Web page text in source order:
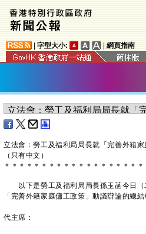
字型大小: 網頁指南
立法會：勞工及福利局局長就「完善外籍
（只有中文）
＊ ＊ ＊ ＊ ＊ ＊ ＊ ＊ ＊ ＊ ＊ ＊ ＊ ＊ ＊ ＊ ＊ ＊ ＊
以下是勞工及福利局局長孫玉菡今日（
「完善外籍家庭傭工政策」動議辯論的總結
代主席：